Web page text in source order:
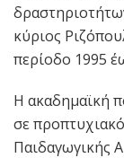
κύριος
περίοδο 1995
Η ακαδημαϊκή
σε
Παιδαγωγικής